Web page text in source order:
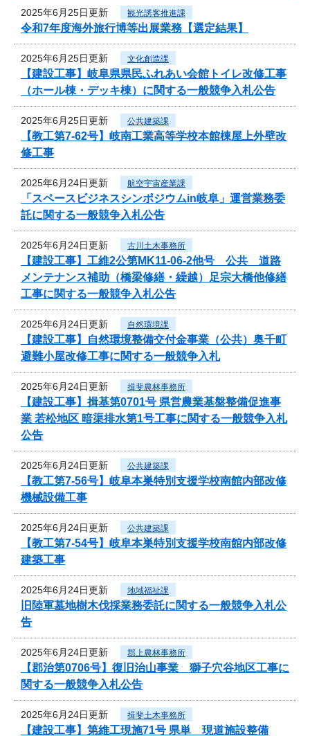
2025年6月25日更新 観光誘客推進課
令和7年度海外旅行博等出展業務【選定結果】
2025年6月25日更新 文化創造課
【建設工事】岐阜県県民ふれあい会館トイレ改修工事
（ホール棟・デッキ棟）に関する一般競争入札公告
2025年6月25日更新 公共建築課
【教工第7-62号】岐南工業高等学校本館棟屋上外壁改
修工事
2025年6月24日更新 航空宇宙産業課
「スペースビジネスシンポジウムin岐阜」運営業務委
託に関する一般競争入札公告
2025年6月24日更新 古川土木事務所
【建設工事】工維2公第MK11-06-2他号 公共 道路
メンテナンス補助（橋梁修繕・繰越）足宗大橋他修繕
工事に関する一般競争入札公告
2025年6月24日更新 自然環境課
【建設工事】自然環境整備交付金事業（公共）奥千町
避難小屋改修工事に関する一般競争入札
2025年6月24日更新 揖斐農林事務所
【建設工事】揖基第0701号 県営農業基盤整備促進事
業 若松地区 暗渠排水第1号工事に関する一般競争入札
公告
2025年6月24日更新 公共建築課
【教工第7-56号】岐阜本巣特別支援学校南館内部改修
機械設備工事
2025年6月24日更新 公共建築課
【教工第7-54号】岐阜本巣特別支援学校南館内部改修
建築工事
2025年6月24日更新 地域福祉課
旧陸軍墓地樹木伐採業務委託に関する一般競争入札公
告
2025年6月24日更新 郡上農林事務所
【郡治第0706号】復旧治山事業 獅子穴谷地区工事に
関する一般競争入札公告
2025年6月24日更新 揖斐土木事務所
【建設工事】第維工現施71号 県単 現道施設整備